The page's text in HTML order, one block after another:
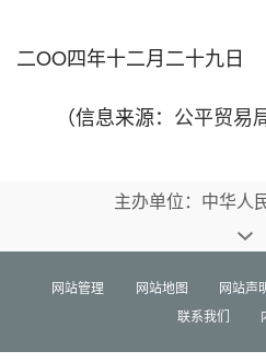
二OO四年十二月二十九日
（信息来源： 公平贸易
主办单位：中华人
网站管理 网站地图 网站声
联系我们